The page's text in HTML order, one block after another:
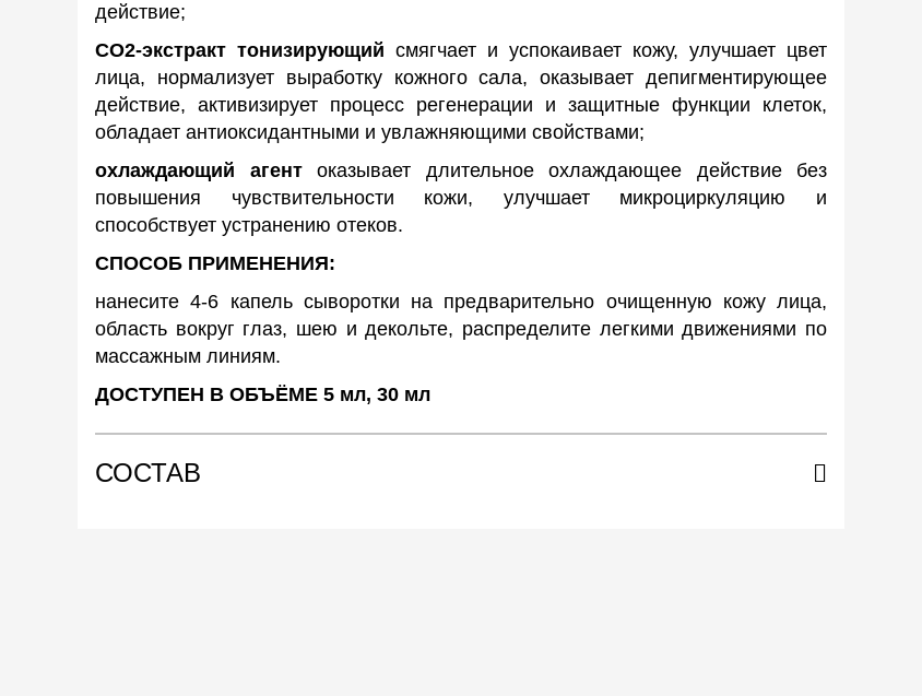
действие;
СО2-экстракт тонизирующий смягчает и успокаивает кожу, улучшает цвет
лица, нормализует выработку кожного сала, оказывает депигментирующее
действие, активизирует процесс регенерации и защитные функции клеток,
обладает антиоксидантными и увлажняющими свойствами;
охлаждающий агент
оказывает длительное охлаждающее действие без
повышения чувствительности кожи, улучшает микроциркуляцию и
способствует устранению отеков.
СПОСОБ ПРИМЕНЕНИЯ:
нанесите 4-6 капель сыворотки на предварительно очищенную кожу лица,
область вокруг глаз, шею и декольте, распределите легкими движениями по
массажным линиям.
ДОСТУПЕН В ОБЪЁМЕ 5 мл, 30 мл
СОСТАВ